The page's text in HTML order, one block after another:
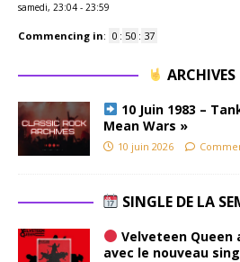
samedi, 23:04 - 23:59
Commencing in: 0 : 50 : 36
ARCHIVES
10 Juin 1983 –
Mean Wars »
10 juin 2026
SINGLE DE LA
Velveteen Queen
avec le nouveau